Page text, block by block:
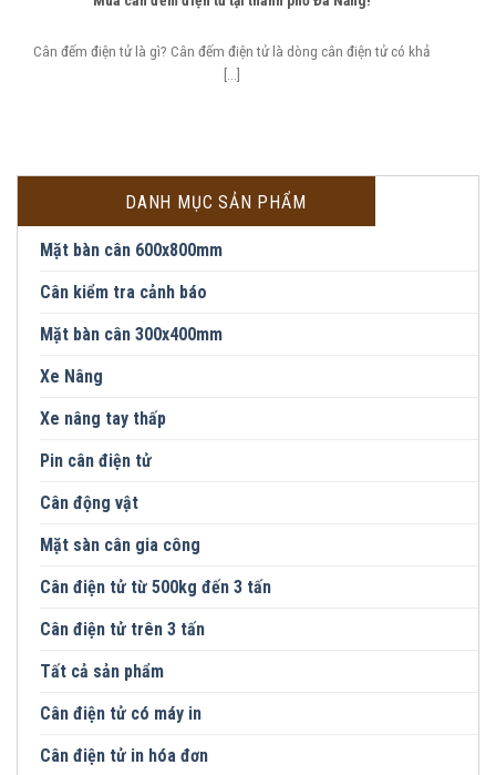
Cân đếm điện tử là gì? Cân đếm điện tử là dòng cân điện tử có khả
[...]
DANH MỤC SẢN PHẨM
Mặt bàn cân 600x800mm
Cân kiểm tra cảnh báo
Mặt bàn cân 300x400mm
Xe Nâng
Xe nâng tay thấp
Pin cân điện tử
Cân động vật
Mặt sàn cân gia công
Cân điện tử từ 500kg đến 3 tấn
Cân điện tử trên 3 tấn
Tất cả sản phẩm
Cân điện tử có máy in
Cân điện tử in hóa đơn